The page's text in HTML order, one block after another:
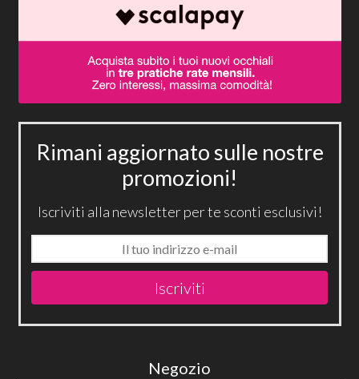
Rimani aggiornato sulle nostre
promozioni!
Iscriviti alla newsletter per te sconti esclusivi!
Iscriviti
Negozio